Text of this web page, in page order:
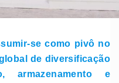
se como pivô no
de diversificação
armazenamento e